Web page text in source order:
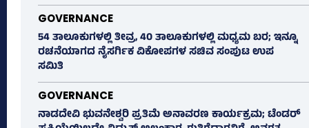
GOVERNANCE
54 ತಾಲೂಕುಗಳಲ್ಲಿ ತೀವ್ರ, 40 ತಾಲೂಕುಗಳಲ್ಲಿ ಮಧ್ಯಮ ಬರ; ಇನ್ನೂ
ರಚನೆಯಾಗದ ನೈಸರ್ಗಿಕ ವಿಕೋಪಗಳ ಸಚಿವ ಸಂಪುಟ ಉಪ
ಸಮಿತಿ
GOVERNANCE
ನಾಡದೇವಿ ಭುವನೇಶ್ವರಿ ಪ್ರತಿಮೆ ಅನಾವರಣ ಕಾರ್ಯಕ್ರಮ; ಟೆಂಡರ್